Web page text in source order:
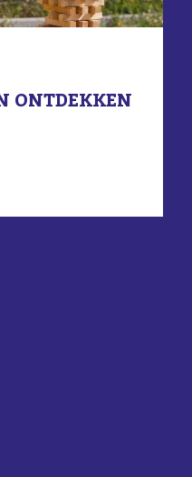
ONTDEKKEN